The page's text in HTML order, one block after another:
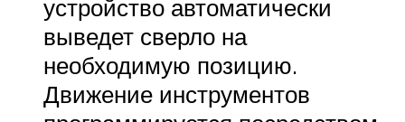
устройство автоматически
выведет сверло на
необходимую позицию.
Движение инструментов